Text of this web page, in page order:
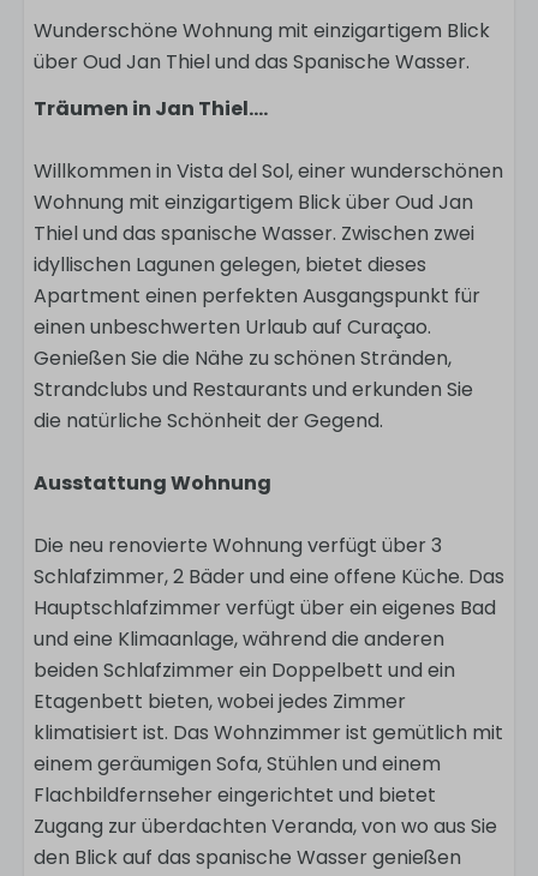
Wunderschöne Wohnung mit einzigartigem Blick
über Oud Jan Thiel und das Spanische Wasser.
Träumen in Jan Thiel....
Willkommen in Vista del Sol, einer wunderschönen
Wohnung mit einzigartigem Blick über Oud Jan
Thiel und das spanische Wasser. Zwischen zwei
idyllischen Lagunen gelegen, bietet dieses
Apartment einen perfekten Ausgangspunkt für
einen unbeschwerten Urlaub auf Curaçao.
Genießen Sie die Nähe zu schönen Stränden,
Strandclubs und Restaurants und erkunden Sie
die natürliche Schönheit der Gegend.
Ausstattung Wohnung
Die neu renovierte Wohnung verfügt über 3
Schlafzimmer, 2 Bäder und eine offene Küche. Das
Hauptschlafzimmer verfügt über ein eigenes Bad
und eine Klimaanlage, während die anderen
beiden Schlafzimmer ein Doppelbett und ein
Etagenbett bieten, wobei jedes Zimmer
klimatisiert ist. Das Wohnzimmer ist gemütlich mit
einem geräumigen Sofa, Stühlen und einem
Flachbildfernseher eingerichtet und bietet
Zugang zur überdachten Veranda, von wo aus Sie
den Blick auf das spanische Wasser genießen